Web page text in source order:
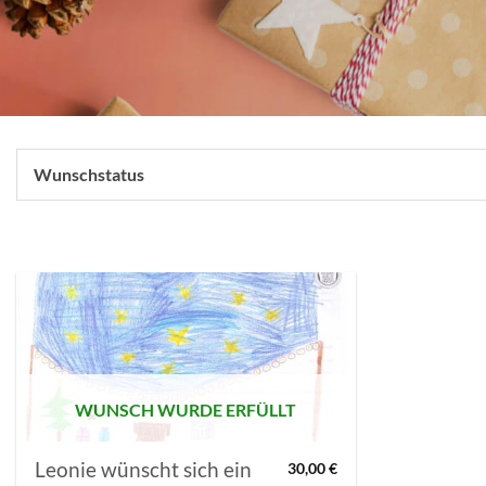
Wunschstatus
AUF MEINE
MERKLISTE
SETZEN
WUNSCH WURDE ERFÜLLT
Leonie wünscht sich ein
30,00€